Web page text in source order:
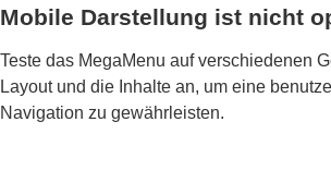
Mobile Darstellung ist nicht
Teste das MegaMenu auf verschiedenen
Layout und die Inhalte an, um eine
Navigation zu gewährleisten.